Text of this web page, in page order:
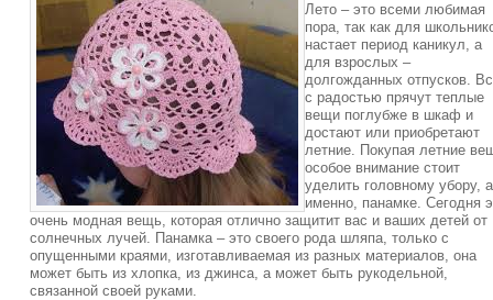
Лето – это всеми любимая
пора, так как для
настает период каникул, а
для взрослых –
долгожданных отпусков.
с радостью прячут теплые
вещи поглубже в шкаф и
достают или приобретают
летние. Покупая летние
особое внимание стоит
уделить головному убору, а
именно, панамке. Сегодня
очень модная вещь, которая отлично защитит вас и ваших детей от
солнечных лучей. Панамка – это своего рода шляпа, только с
опущенными краями, изготавливаемая из разных материалов, она
может быть из хлопка, из джинса, а может быть рукодельной,
связанной своей руками.